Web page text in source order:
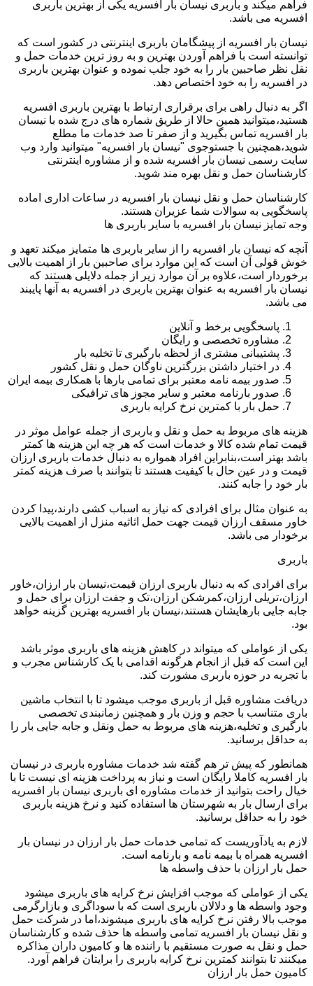
فراهم میکند و باربری نیسان بار افسریه یکی از بهترین باربری
افسریه می باشد.
نیسان بار افسریه از پیشگامان باربری اینترنتی در کشور است که
توانسته است با فراهم آوردن بهترین و به روز ترین خدمات حمل و
نقل نظر صاحبین بار را به خود جلب نموده و عنوان بهترین باربری
در افسریه را به خود اختصاص دهد.
اگر به دنبال راهی برای برقراری ارتباط با بهترین باربری افسریه
هستید،میتوانید همین حالا از طریق شماره های درج شده با نیسان
بار افسریه تماس بگیرید و از صفر تا صد خدمات ما مطلع
شوید،همچنین با جستوجوی "نیسان بار افسریه" میتوانید وارد وب
سایت رسمی نیسان بار افسریه شده و از مشاوره اینترنتی
کارشناسان حمل و نقل بهره مند شوید.
کارشناسان حمل و نقل نیسان بار افسریه در ساعات اداری اماده
پاسخگویی به سوالات شما عزیران هستند.
وجه تمایز نیسان بار افسریه با سایر باربری ها
آنچه که نیسان بار افسریه را از سایر باربری ها متمایز میکند تعهد و
خوش قولی آن است که این موارد برای صاحبین بار از اهمیت بالایی
برخوردار است،علاوه بر آن موارد زیر از جمله دلایلی هستند که
نیسان بار افسریه به عنوان بهترین باربری در افسریه به آنها پایبند
می باشد.
پاسخگویی برخط و آنلاین
مشاوره تخصصی و رایگان
پشتیبانی مشتری از لحظه بارگیری تا تخلیه بار
در اختیار داشتن بزرگترین ناوگان حمل و نقل کشور
صدور بیمه نامه معتبر برای تمامی بارها با همکاری بیمه ایران
صدور بارنامه معتبر و سایر مجوز های ترافیکی
حمل بار با کمترین نرخ کرایه باربری
هزینه های مربوط به حمل و نقل و باربری از جمله عوامل موثر در
قیمت تمام شده کالا و خدمات است که هر چه این هزینه ها کمتر
باشد بهتر است،بنابراین افراد همواره به دنبال خدمات باربری ارزان
قیمت و در عین حال با کیفیت هستند تا بتوانند با صرف هزینه کمتر
بار خود را جابه کنند.
به عنوان مثال برای افرادی که نیاز به اسباب کشی دارند،پیدا کردن
خاور مسقف ارزان قیمت جهت حمل اثاثیه منزل از اهمیت بالایی
برخودار می باشد.
باربری
برای افرادی که به دنبال باربری ارزان قیمت،نیسان بار ارزان،خاور
ارزان،تریلی ارزان،کمرشکن ارزان،تک و جفت ارزان برای حمل و
جابه جایی بارهایشان هستند،نیسان بار افسریه بهترین گزینه خواهد
بود.
یکی از عواملی که میتواند در کاهش هزینه های باربری موثر باشد
این است که قبل از انجام هرگونه اقدامی با یک کارشناس مجرب و
با تجربه در حوزه باربری مشورت کند.
دریافت مشاوره قبل از باربری موجب میشود تا با انتخاب ماشین
باری متناسب با حجم و وزن بار و همچنین زمانبندی تخصصی
بارگیری و تخلیه،هزینه های مربوط به حمل ونقل و جابه جایی بار را
به حداقل برسانید.
همانطور که پیش تر هم گفته شد خدمات مشاوره باربری در نیسان
بار افسریه کاملا رایگان است و نیاز به پرداخت هزینه ای نیست تا با
خیال راحت بتوانید از خدمات مشاوره ای باربری نیسان بار افسریه
برای ارسال بار به شهرستان ها استفاده کنید و نرخ هزینه باربری
خود را به حداقل برسانید.
لازم به یادآوریست که تمامی خدمات حمل بار ارزان در نیسان بار
افسریه همراه با بیمه نامه و بارنامه است.
حمل بار ارزان با حذف واسطه ها
یکی از عواملی که موجب افزایش نرخ کرایه های باربری میشود
وجود واسطه ها و دلالان باربری است که با سوداگری و بازارگرمی
موجب بالا رفتن نرخ کرایه های باربری میشوند،اما در شرکت حمل
و نقل نیسان بار افسریه تمامی واسطه ها حذف شده و کارشناسان
حمل و نقل به صورت مستقیم با راننده ها و کامیون داران مذاکره
میکنند تا بتوانند کمترین نرخ کرایه باربری را برایتان فراهم آورد.
کامیون حمل بار ارزان